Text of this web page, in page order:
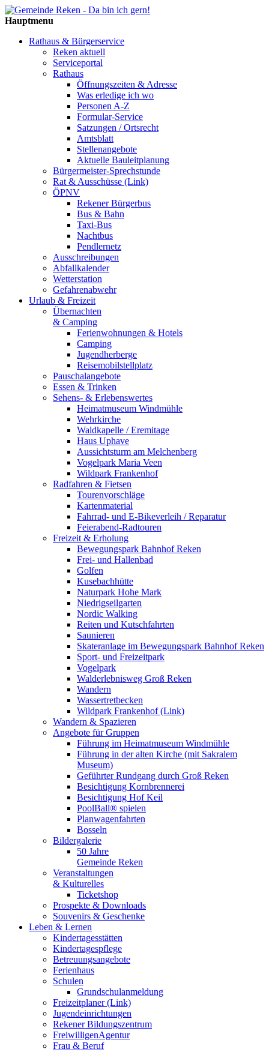
Hauptmenu
Rathaus & Bürgerservice
Reken aktuell
Serviceportal
Rathaus
Öffnungszeiten & Adresse
Was erledige ich wo
Personen A-Z
Formular-Service
Satzungen / Ortsrecht
Amtsblatt
Stellenangebote
Aktuelle Bauleitplanung
Bürgermeister-Sprechstunde
Rat & Ausschüsse (Link)
ÖPNV
Rekener Bürgerbus
Bus & Bahn
Taxi-Bus
Nachtbus
Pendlernetz
Ausschreibungen
Abfallkalender
Wetterstation
Gefahrenabwehr
Urlaub & Freizeit
Übernachten
& Camping
Ferienwohnungen & Hotels
Camping
Jugendherberge
Reisemobilstellplatz
Pauschalangebote
Essen & Trinken
Sehens- & Erlebenswertes
Heimatmuseum Windmühle
Wehrkirche
Waldkapelle / Eremitage
Haus Uphave
Aussichtsturm am Melchenberg
Vogelpark Maria Veen
Wildpark Frankenhof
Radfahren & Fietsen
Tourenvorschläge
Kartenmaterial
Fahrrad- und E-Bikeverleih / Reparatur
Feierabend-Radtouren
Freizeit & Erholung
Bewegungspark Bahnhof Reken
Frei- und Hallenbad
Golfen
Kusebachhütte
Naturpark Hohe Mark
Niedrigseilgarten
Nordic Walking
Reiten und Kutschfahrten
Saunieren
Skateranlage im Bewegungspark Bahnhof Reken
Sport- und Freizeitpark
Vogelpark
Walderlebnisweg Groß Reken
Wandern
Wassertretbecken
Wildpark Frankenhof (Link)
Wandern & Spazieren
Angebote für Gruppen
Führung im Heimatmuseum Windmühle
Führung in der alten Kirche (mit Sakralem
Museum)
Geführter Rundgang durch Groß Reken
Besichtigung Kornbrennerei
Besichtigung Hof Keil
PoolBall® spielen
Planwagenfahrten
Bosseln
Bildergalerie
50 Jahre
Gemeinde Reken
Veranstaltungen
& Kulturelles
Ticketshop
Prospekte & Downloads
Souvenirs & Geschenke
Leben & Lernen
Kindertagesstätten
Kindertagespflege
Betreuungsangebote
Ferienhaus
Schulen
Grundschulanmeldung
Freizeitplaner (Link)
Jugendeinrichtungen
Rekener Bildungszentrum
FreiwilligenAgentur
Frau & Beruf